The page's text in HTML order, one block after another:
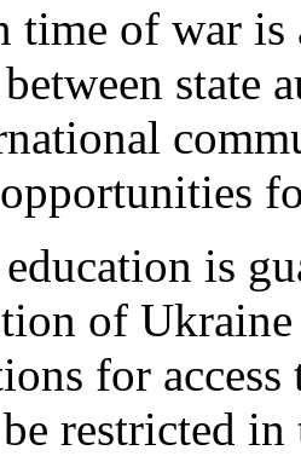
time of war
state
is
of
for
restricted